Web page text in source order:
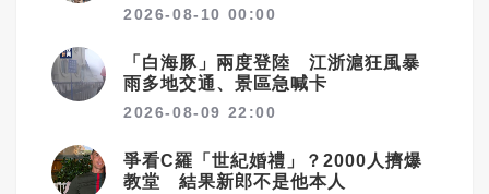
2026-08-10 00:00
「白海豚」兩度登陸 江浙滬狂風暴
雨多地交通、景區急喊卡
2026-08-09 22:00
爭看C羅「世紀婚禮」？2000人擠爆
教堂 結果新郎不是他本人